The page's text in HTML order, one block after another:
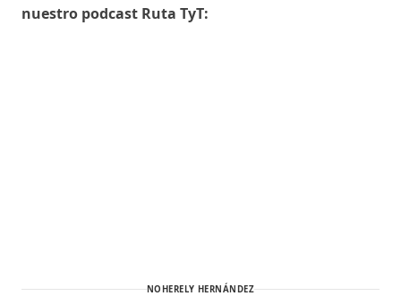
nuestro podcast Ruta TyT:
NOHERELY HERNÁNDEZ